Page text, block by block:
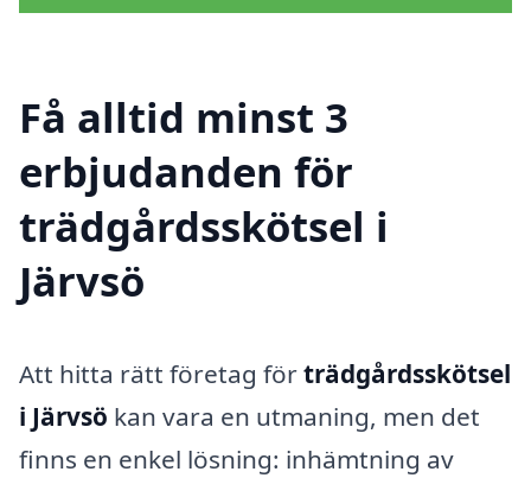
Få alltid minst 3
erbjudanden för
trädgårdsskötsel i
Järvsö
Att hitta rätt företag förträdgårdsskötsel
i Järvsö kan vara en utmaning, men det
finns en enkel lösning: inhämtning av